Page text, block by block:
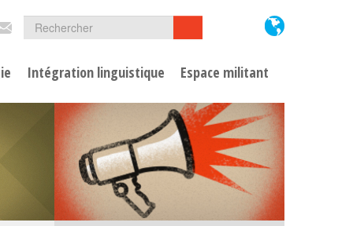
Formulaire
de
recherche
Rechercher
Intégration linguistique Espace militant